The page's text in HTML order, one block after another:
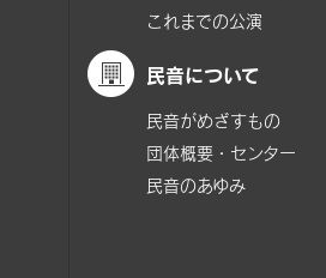
これまでの公演
民音について
民音がめざすもの
団体概要・センター
民音のあゆみ